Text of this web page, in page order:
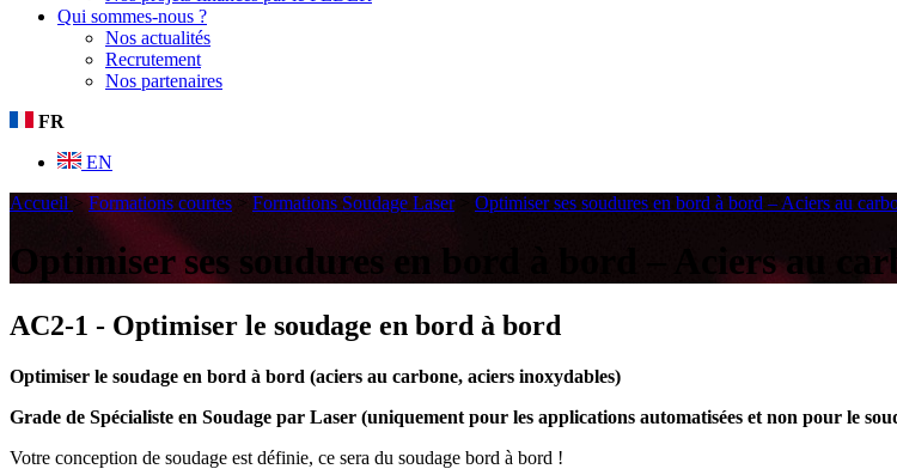
Qui sommes-nous ?
Nos actualités
Recrutement
Nos partenaires
FR
EN
Accueil > Formations courtes > Formations Soudage Laser> Optimiser ses soudures en bord à bord – Aciers au
Optimiser ses soudures en bord à bord – Aciers au
AC2-1 - Optimiser le soudage en bord à bord
Optimiser le soudage en bord à bord (aciers au carbone, aciers inoxydables)
Grade de Spécialiste en Soudage par Laser (uniquement pour les applications automatisées et non pour le
Votre conception de soudage est définie, ce sera du soudage bord à bord !